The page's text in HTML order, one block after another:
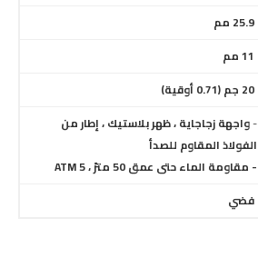
25.9 مم
11 مم
20 جم (0.71 أوقية)
-واجهة زجاجاية ، ظهر بلاستيك ،إطار من
الفولاذ المقاوم للصدأ
- مقاومة الماء حتى عمق 50 مترً ،
فضي